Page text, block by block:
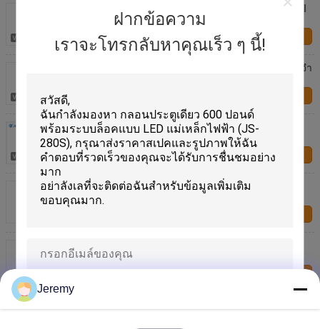
ฝากข้อความ
เราจะโทรกลับหาคุณเร็ว ๆ นี้!
การควบคุมการเข้าถึงการจดจำใบหน้าแบบไดนามิก AI
ความเร็วในการจดจำ 0.2 วินาที
ติดต่อเรา
Fever Sensor 8 "หน้าจอ IPS LCD วัดอุณหภูมิการจดจำ
JS-FTC016 การตรวจจับอุณหภูมิ 12W เครื่องวัด
อุณหภูมิอินฟราเรดจดจำใบหน้า
ติดต่อเรา
เสาตั้งพื้น JS-FTC017 AC 220V เทอร์โมมิเตอร์จดจำ
ใบหน้า
หน้าจอ HD ขนาด 7 "DC 12V 2A การวัดอุณหภูมิการ
จดจำใบหน้า
Jeremy